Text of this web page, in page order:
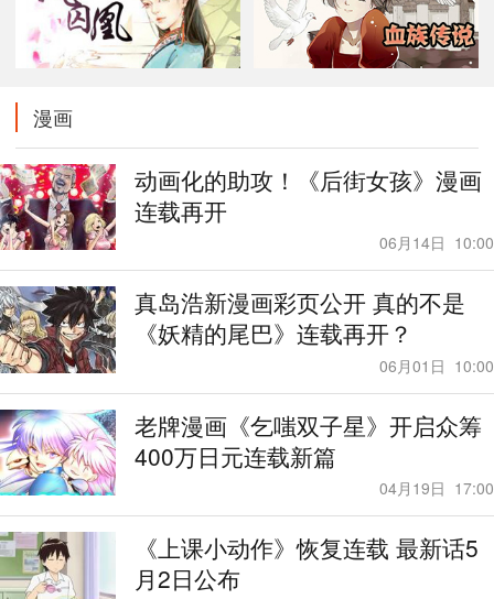
漫画
动画化的助攻！《后街女孩》漫画
连载再开
06月14日 10:00
真岛浩新漫画彩页公开 真的不是
《妖精的尾巴》连载再开？
06月01日 10:00
老牌漫画《乞嗤双子星》开启众筹
400万日元连载新篇
04月19日 17:00
《上课小动作》恢复连载 最新话5
月2日公布